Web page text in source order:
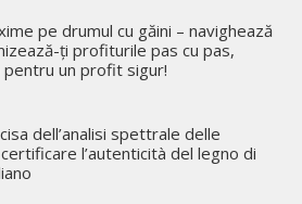
pe drumul cu găini – navighează
ți profiturile pas cu pas,
un profit sigur!
dell’analisi spettrale delle
l’autenticità del legno di